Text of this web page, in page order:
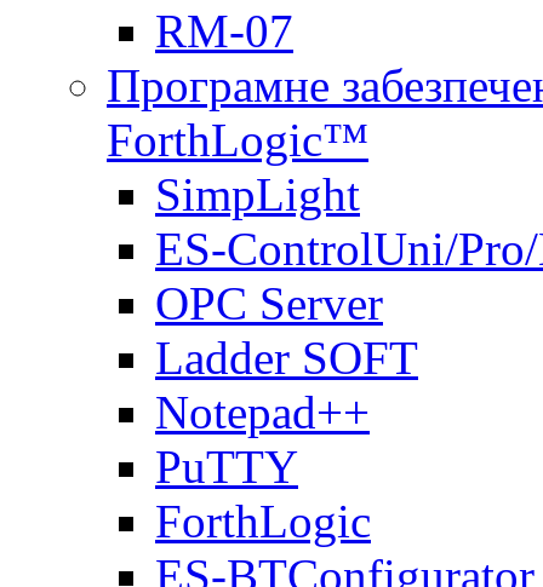
RM-07
Програмне
ForthLogic™
SimpLight
ES-ControlUni/
OPC Server
Ladder SOFT
Notepad++
PuTTY
ForthLogic
ES-BTConfigurator